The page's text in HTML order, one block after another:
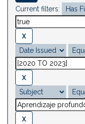
Current filters: